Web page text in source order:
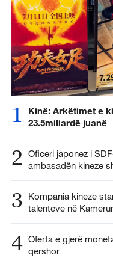
1
Kinë: Arkëtimet e
23.5miliardë juanë
2 Oficeri japonez i
ambasadën kineze
3
Kompania kineze
talenteve në
4 Oferta e gjerë
qershor